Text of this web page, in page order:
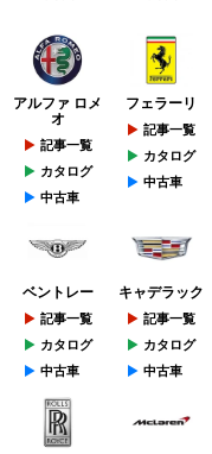
アルファ ロメ
オ
記事一覧
カタログ
中古車
フェラーリ
記事一覧
カタログ
中古車
ベントレー
記事一覧
カタログ
中古車
キャデラック
記事一覧
カタログ
中古車